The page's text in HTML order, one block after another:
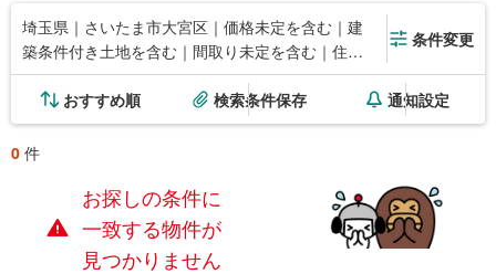
埼玉県｜さいたま市大宮区｜価格未定を含む｜建
築条件付き土地を含む｜間取り未定を含む｜住宅
性能評価付き
条件変更
おすすめ順 検索条件保存 通知設定
0 件
お探しの条件に
一致する物件が
見つかりません